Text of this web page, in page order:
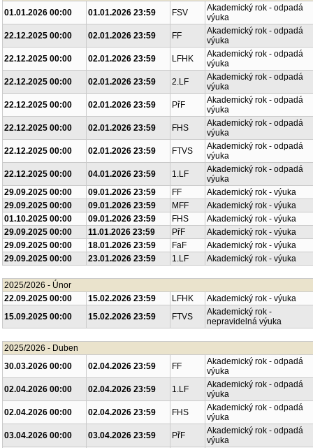
01.01.2026 00:00
01.01.2026 23:59 FSV
Akademický rok - odpadá
výuka
22.12.2025 00:00
02.01.2026 23:59 FF
Akademický rok - odpadá
výuka
22.12.2025 00:00
02.01.2026 23:59 LFHK
Akademický rok - odpadá
výuka
22.12.2025 00:00
02.01.2026 23:59 2.LF
Akademický rok - odpadá
výuka
22.12.2025 00:00
02.01.2026 23:59 PřF
Akademický rok - odpadá
výuka
22.12.2025 00:00
02.01.2026 23:59 FHS
Akademický rok - odpadá
výuka
22.12.2025 00:00
02.01.2026 23:59 FTVS
Akademický rok - odpadá
výuka
22.12.2025 00:00
04.01.2026 23:59 1.LF
Akademický rok - odpadá
výuka
29.09.2025 00:00
09.01.2026 23:59 FF
Akademický rok - výuka
29.09.2025 00:00
09.01.2026 23:59 MFF
Akademický rok - výuka
01.10.2025 00:00
09.01.2026 23:59 FHS
Akademický rok - výuka
29.09.2025 00:00
11.01.2026 23:59 PřF
Akademický rok - výuka
29.09.2025 00:00
18.01.2026 23:59 FaF
Akademický rok - výuka
29.09.2025 00:00
23.01.2026 23:59 1.LF Akademický rok - výuka
2025/2026 - Únor
22.09.2025 00:00
15.02.2026 23:59 LFHK
Akademický rok - výuka
15.09.2025 00:00
15.02.2026 23:59 FTVS
Akademický rok -
nepravidelná výuka
2025/2026 - Duben
30.03.2026 00:00
02.04.2026 23:59 FF
Akademický rok - odpadá
výuka
02.04.2026 00:00
02.04.2026 23:59 1.LF
Akademický rok - odpadá
výuka
02.04.2026 00:00
02.04.2026 23:59 FHS
Akademický rok - odpadá
výuka
03.04.2026 00:00
03.04.2026 23:59 PřF
Akademický rok - odpadá
výuka